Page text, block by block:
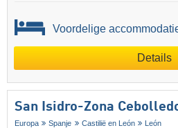
Voordelige
Details
San Isidro-Zona
Europa Spanje Castilië en León León